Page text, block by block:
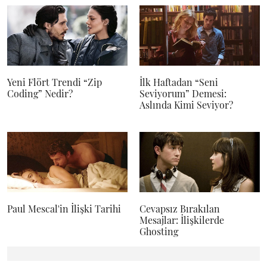
Yeni Flört Trendi “Zip
Coding” Nedir?
İlk Haftadan “Seni
Seviyorum” Demesi:
Aslında Kimi Seviyor?
Paul Mescal'in İlişki Tarihi
Cevapsız Bırakılan
Mesajlar: İlişkilerde
Ghosting